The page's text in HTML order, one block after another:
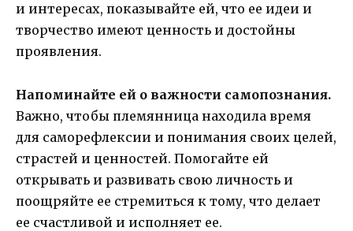
и интересах, показывайте ей, что ее идеи и
творчество имеют ценность и достойны
проявления.
Напоминайте ей о важности самопознания.
Важно, чтобы племянница находила время
для саморефлексии и понимания своих целей,
страстей и ценностей. Помогайте ей
открывать и развивать свою личность и
поощряйте ее стремиться к тому, что делает
ее счастливой и исполняет ее.